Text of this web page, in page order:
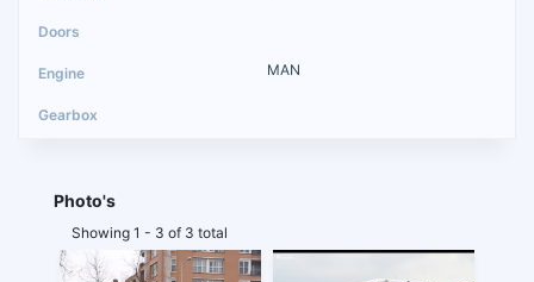
MAN
Photo's
Showing 1 - 3 of 3 total